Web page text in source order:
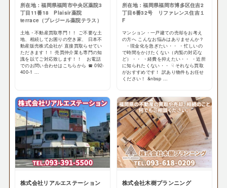
所在地：福岡県福岡市中央区薬院3
丁目11番18 Plaisir薬院
terrace（プレジール薬院テラス）
土地・不動産買取専門！！ ご不要な土
地、相続してお困りの空き家、 日本不
動産販売株式会社が 直接買取らせてい
ただきます！！ 売買仲介業も専門の知
識を以てご対応致します！！ お電話
でのお問い合わせはこちらから ☎ 092-
400-1 ...
所在地：福岡県福岡市博多区住吉2
丁目6番32号 リファレンス住吉１
F
マンション・一戸建ての売却をお考え
の方へ こんなお悩みはありませんか？
・現金化を急ぎたい・・ ・忙しいの
で時間をかけたくない（内覧の対応な
ど）・・ ・経費を抑えたい・・ ・近所
に知られたくない・・ ☟ それなら買取
がおすすめです！ 訳あり物件もお任せ
ください！ &nbsp ...
株式会社リアルエステーション 株式会社木樹プランニング